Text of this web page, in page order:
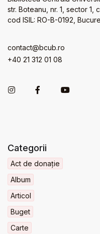
str. Boteanu, nr. 1, sector 1,
cod ISIL: RO-B-0192,
contact@bcub.ro
+40 21 312 01 08
Categorii
Act de donație
Album
Articol
Buget
Carte